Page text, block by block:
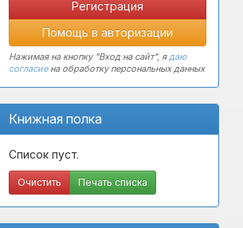
Регистрация
Помощь в авторизации
Нажимая на кнопку "Вход на сайт", ядаю
согласиена обработку персональных данных
Книжная полка
Список пуст.
Очистить Печать списка